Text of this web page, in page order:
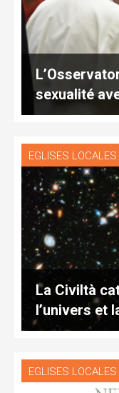
sexualité
EGLISES LOCALES
La Civiltà
l’univers et
EGLISES LOCALES